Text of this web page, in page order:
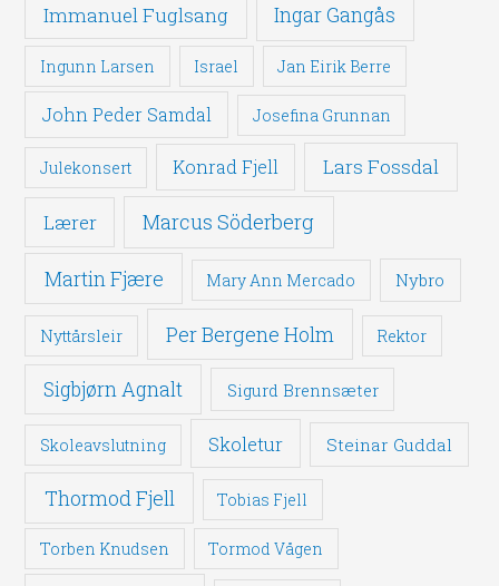
Immanuel Fuglsang Ingar Gangås
Ingunn Larsen Israel Jan Eirik Berre
John Peder Samdal Josefina Grunnan
Julekonsert Konrad Fjell Lars Fossdal
Lærer Marcus Söderberg
Martin Fjære Mary Ann Mercado Nybro
Nyttårsleir Per Bergene Holm Rektor
Sigbjørn Agnalt Sigurd Brennsæter
Skoleavslutning Skoletur Steinar Guddal
Thormod Fjell Tobias Fjell
Torben Knudsen Tormod Vågen